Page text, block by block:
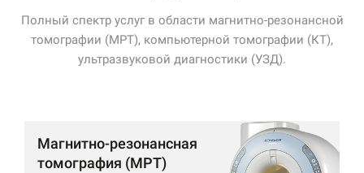
Полный спектр услуг в области магнитно-резонансной
томографии (МРТ), компьютерной томографии (КТ),
ультразвуковой диагностики (УЗД).
Магнитно-резонансная
томография (МРТ)